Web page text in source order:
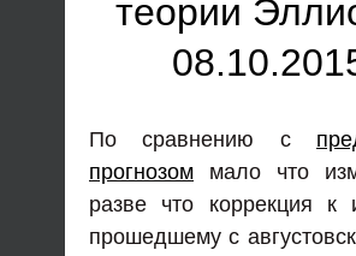
теории
По сравнению с
прогнозом мало что
разве что коррекция к
прошедшему с